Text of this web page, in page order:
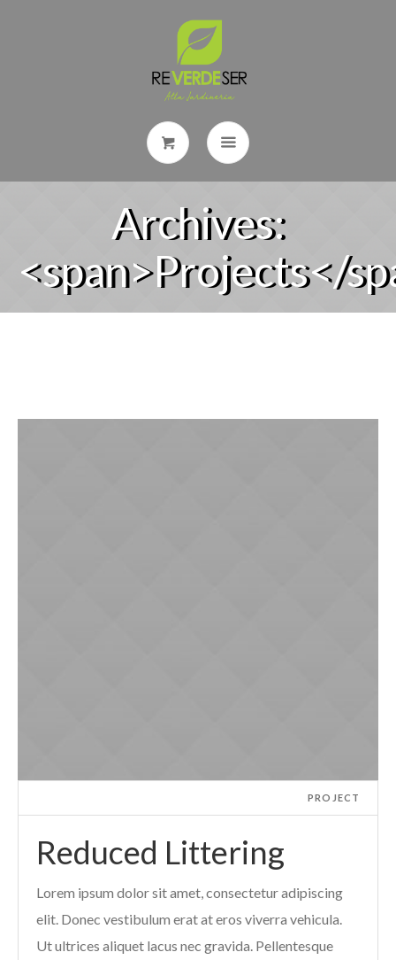
Archives:
<span>Projects</
PROJECT
Reduced Littering
Lorem ipsum dolor sit amet, consectetur adipiscing
elit. Donec vestibulum erat at eros viverra vehicula.
Ut ultrices aliquet lacus nec gravida. Pellentesque